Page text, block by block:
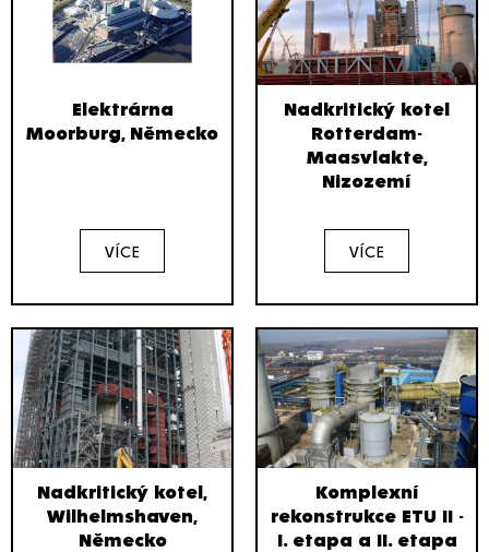
Elektrárna
Moorburg, Německo
VÍCE
Nadkritický kotel
Rotterdam-
Maasvlakte,
Nizozemí
VÍCE
Nadkritický kotel,
Wilhelmshaven,
Německo
Komplexní
rekonstrukce ETU II -
I. etapa a II. etapa